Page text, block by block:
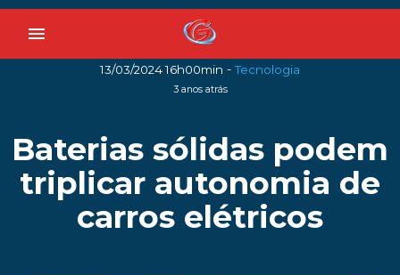
menu
13/03/2024 16h00min -Tecnologia
3 anos atrás
Baterias sólidas podem
triplicar autonomia de
carros elétricos